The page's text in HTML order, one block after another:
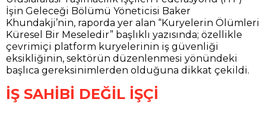
İşin Geleceği Bölümü Yöneticisi Baker
Khundakji’nin, raporda yer alan “Kuryelerin Ölümleri
Küresel Bir Meseledir” başlıklı yazısında; özellikle
çevrimiçi platform kuryelerinin iş güvenliği
eksikliğinin, sektörün düzenlenmesi yönündeki
başlıca gereksinimlerden olduğuna dikkat çekildi.
İŞ SAHİBİ DEĞİL İŞÇİ